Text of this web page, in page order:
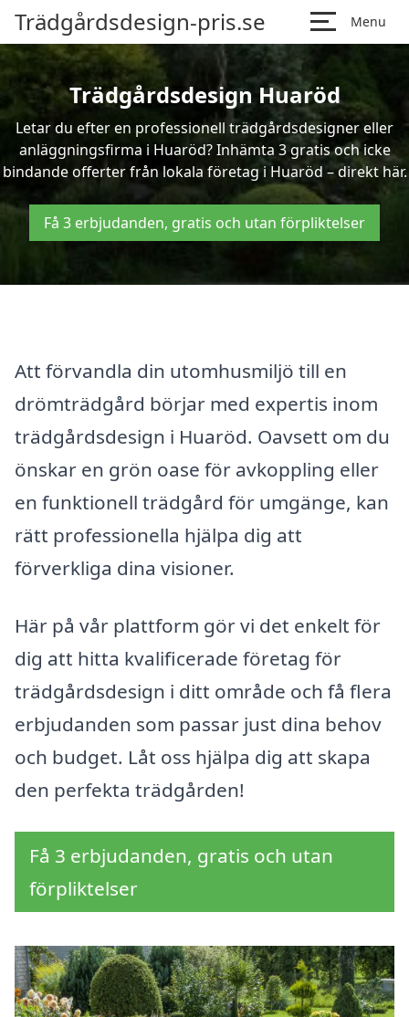
Trädgårdsdesign-pris.se Menu
Trädgårdsdesign Huaröd
Letar du efter en professionell trädgårdsdesigner eller
anläggningsfirma i Huaröd? Inhämta 3 gratis och icke
bindande offerter från lokala företag i Huaröd – direkt här.
Få 3 erbjudanden, gratis och utan förpliktelser
Att förvandla din utomhusmiljö till en
drömträdgård börjar med expertis inom
trädgårdsdesign i Huaröd. Oavsett om du
önskar en grön oase för avkoppling eller
en funktionell trädgård för umgänge, kan
rätt professionella hjälpa dig att
förverkliga dina visioner.
Här på vår plattform gör vi det enkelt för
dig att hitta kvalificerade företag för
trädgårdsdesign i ditt område och få flera
erbjudanden som passar just dina behov
och budget. Låt oss hjälpa dig att skapa
den perfekta trädgården!
Få 3 erbjudanden, gratis och utan
förpliktelser